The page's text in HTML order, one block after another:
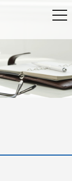
t
o
g
n
a
v
i